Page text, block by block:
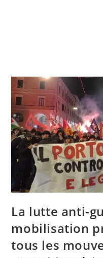
La lutte anti-
mobilisation
tous les